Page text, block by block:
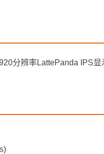
分辨率LattePanda IPS显
线